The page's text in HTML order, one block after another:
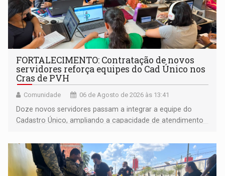
FORTALECIMENTO: Contratação de novos
servidores reforça equipes do Cad Único nos
Cras de PVH
Comunidade 06 de Agosto de 2026 às 13:41
Doze novos servidores passam a integrar a equipe do
Cadastro Único, ampliando a capacidade de atendimento